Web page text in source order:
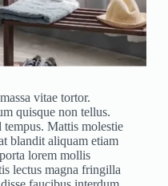
vitae tortor.
quisque non tellus.
tempus. Mattis molestie
blandit aliquam etiam
lorem mollis
lectus magna fringilla